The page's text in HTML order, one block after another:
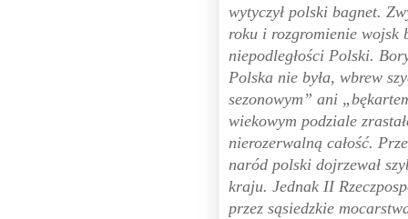
wytyczył polski bagnet.
roku i rozgromienie wojsk
niepodległości Polski.
Polska nie była, wbrew
sezonowym” ani
wiekowym podziale
nierozerwalną całość.
naród polski dojrzewał
kraju. Jednak II
przez sąsiedzkie